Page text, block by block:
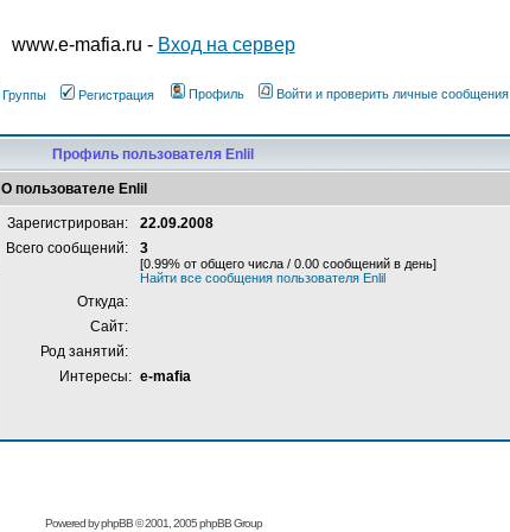
www.e-mafia.ru - Вход на сервер
Группы Регистрация Профиль Войти и проверить личные сообщения
Профиль пользователя Enlil
О пользователе Enlil
Зарегистрирован:
22.09.2008
Всего сообщений:
3
[0.99% от общего числа / 0.00 сообщений в день]
Найти все сообщения пользователя Enlil
Откуда:
Сайт:
Род занятий:
Интересы: e-mafia
Powered byphpBB© 2001, 2005 phpBB Group